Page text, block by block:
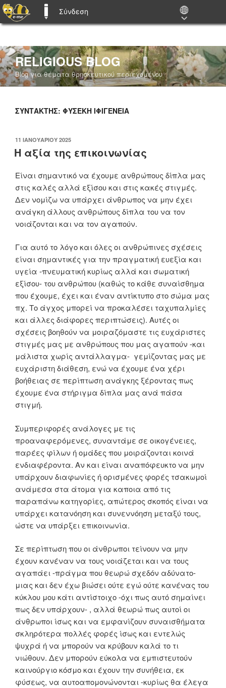
E-ME BLOGS
Σύνδεση
Μετάβαση
στο
περιεχόμενο
RELIGIOUS BLOG
Blog για θέματα θρησκευτικού περιεχομένου
ΣΥΝΤΆΚΤΗΣ: ΦΥΣΕΚΗ ΙΦΙΓΕΝΕΙΑ
ΔΗΜΟΣΙΕΎΤΗΚΕ
ΣΤΙΣ
11 ΙΑΝΟΥΑΡΊΟΥ 2025
Η αξία της επικοινωνίας
Είναι σημαντικό να έχουμε ανθρώπους δίπλα μας
στις καλές αλλά εξίσου και στις κακές στιγμές.
Δεν νομίζω να υπάρχει άνθρωπος να μην έχει
ανάγκη άλλους ανθρώπους δίπλα του να τον
νοιάζονται και να τον αγαπούν.
Για αυτό το λόγο και όλες οι ανθρώπινες σχέσεις
είναι σημαντικές για την πραγματική ευεξία και
υγεία -πνευματική κυρίως αλλά και σωματική
εξίσου- του ανθρώπου (καθώς το κάθε συναίσθημα
που έχουμε, έχει και έναν αντίκτυπο στο σώμα μας
πχ. Το άγχος μπορεί να προκαλέσει ταχυπαλμίες
και άλλες διάφορες περιπτώσεις). Αυτές οι
σχέσεις βοηθούν να μοιραζόμαστε τις ευχάριστες
στιγμές μας με ανθρώπους που μας αγαπούν -και
μάλιστα χωρίς αντάλλαγμα- γεμίζοντας μας με
ευχάριστη διάθεση, ενώ να έχουμε ένα χέρι
βοήθειας σε περίπτωση ανάγκης ξέροντας πως
έχουμε ένα στήριγμα δίπλα μας ανά πάσα
στιγμή.
Συμπεριφορές ανάλογες με τις
προαναφερόμενες, συναντάμε σε οικογένειες,
παρέες φίλων ή ομάδες που μοιράζονται κοινά
ενδιαφέροντα. Αν και είναι αναπόφευκτο να μην
υπάρχουν διαφωνίες ή ορισμένες φορές τσακωμοί
ανάμεσα στα άτομα για καποια από τις
παραπάνω κατηγορίες, απώτερος σκοπός είναι να
υπάρχει κατανόηση και συνεννόηση μεταξύ τους,
ώστε να υπάρξει επικοινωνία.
Σε περίπτωση που οι άνθρωποι τείνουν να μην
έχουν κανέναν να τους νοιάζεται και να τους
αγαπάει -πράγμα που θεωρώ σχεδόν αδύνατο-
μιας και δεν έχω βιώσει ούτε εγώ ούτε κανένας του
κύκλου μου κάτι αντίστοιχο -όχι πως αυτό σημαίνει
πως δεν υπάρχουν- , αλλά θεωρώ πως αυτοί οι
άνθρωποι ίσως και να εμφανίζουν συναισθήματα
σκληρότερα πολλές φορές ίσως και εντελώς
ψυχρά ή να μπορούν να κρύβουν καλά το τι
νιώθουν. Δεν μπορούν εύκολα να εμπιστευτούν
καινούργιο κόσμο και έχουν την συνήθεια, εκ
φύσεως, να αυτοαπομονώνονται -κυρίως θα έλεγα